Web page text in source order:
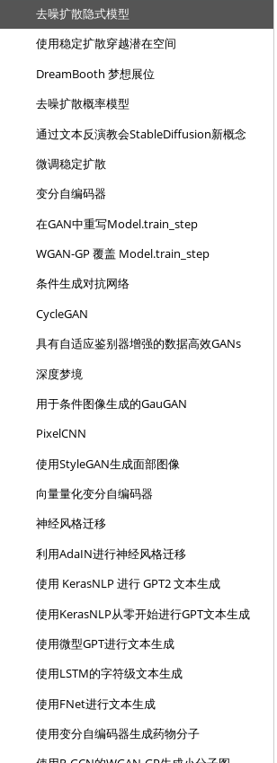
去噪扩散隐式模型
使用稳定扩散穿越潜在空间
DreamBooth 梦想展位
去噪扩散概率模型
通过文本反演教会StableDiffusion新概念
微调稳定扩散
变分自编码器
在GAN中重写Model.train_step
WGAN-GP 覆盖 Model.train_step
条件生成对抗网络
CycleGAN
具有自适应鉴别器增强的数据高效GANs
深度梦境
用于条件图像生成的GauGAN
PixelCNN
使用StyleGAN生成面部图像
向量量化变分自编码器
神经风格迁移
利用AdaIN进行神经风格迁移
使用 KerasNLP 进行 GPT2 文本生成
使用KerasNLP从零开始进行GPT文本生成
使用微型GPT进行文本生成
使用LSTM的字符级文本生成
使用FNet进行文本生成
使用变分自编码器生成药物分子